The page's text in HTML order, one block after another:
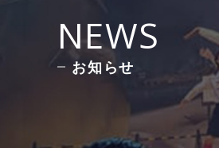
NEWS
お知らせ